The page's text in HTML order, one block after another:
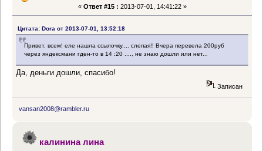
« Ответ #15 : 2013-07-01, 14:41:22 »
Цитата: Dora от 2013-07-01, 13:52:18
Привет, всем! еле нашла ссылочку.... слепая!! Вчера перевела 200руб
через яндексмани гден-то в 14 :20 ...., не знаю дошли или нет...
Да, деньги дошли, спасибо!
Записан
vansan2008@rambler.ru
калинина лина